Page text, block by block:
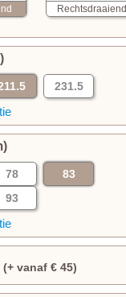
Rechtsdraaiend
231.5
78
83
93
vanaf € 45)